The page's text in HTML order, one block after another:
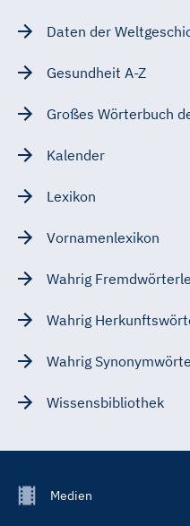
Daten der
Gesundheit A-Z
Großes Wörterbuch
Kalender
Lexikon
Vornamenlexikon
Wahrig
Wahrig
Wahrig
Wissensbibliothek
FooterMedien